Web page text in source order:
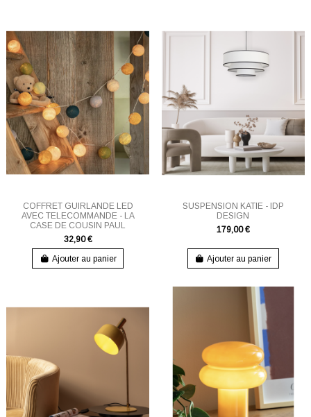
COFFRET GUIRLANDE LED
AVEC TELECOMMANDE - LA
CASE DE COUSIN PAUL
32,90 €
Ajouter au panier
SUSPENSION KATIE - IDP
DESIGN
179,00 €
Ajouter au panier